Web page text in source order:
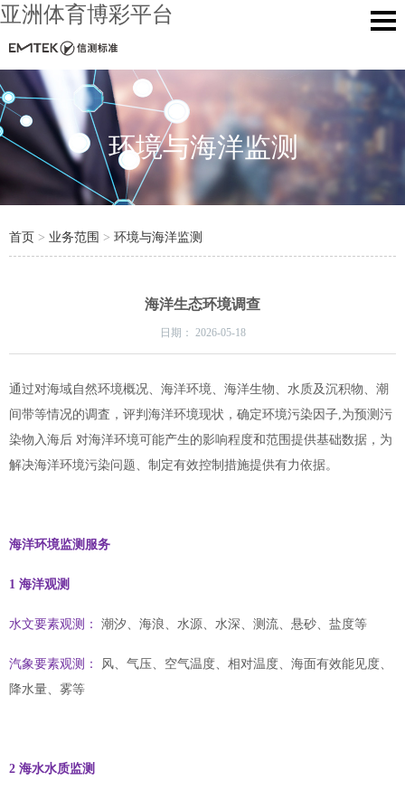
亚洲体育博彩平台
环境与海洋监测
首页 > 业务范围 > 环境与海洋监测
海洋生态环境调查
日期： 2026-05-18
通过对海域自然环境概况、海洋环境、海洋生物、水质及沉积物、潮
间带等情况的调査，评判海洋环境现状，确定环境污染因子,为预测污
染物入海后 对海洋环境可能产生的影响程度和范围提供基础数据，为
解决海洋环境污染问题、制定有效控制措施提供有力依据。
海洋环境监测服务
1 海洋观测
水文要素观测： 潮汐、海浪、水源、水深、测流、悬砂、盐度等
汽象要素观测：
风、气压、空气温度、相对温度、海面有效能见度、
降水量、雾等
2 海水水质监测